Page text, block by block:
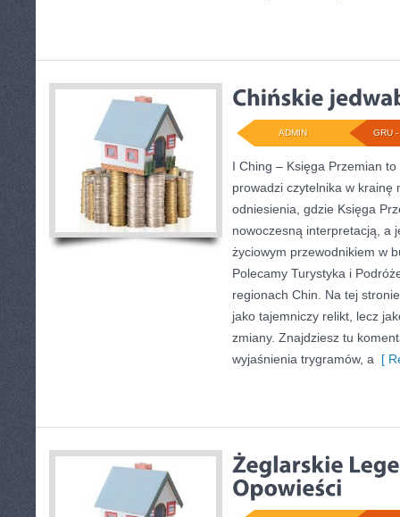
GRU
ADMIN
I Ching – Księga Przemian
prowadzi czytelnika w krainę
odniesienia, gdzie Księga
nowoczesną interpretacją, a
życiowym przewodnikiem w
Polecamy Turystyka i
regionach Chin. Na tej
jako tajemniczy relikt, lecz
zmiany. Znajdziesz tu
wyjaśnienia trygramów, a [